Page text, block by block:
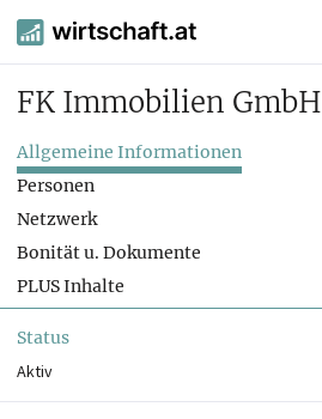
FK Immobilien GmbH
Allgemeine Informationen
Personen
Netzwerk
Bonität u. Dokumente
PLUS Inhalte
Status
Aktiv